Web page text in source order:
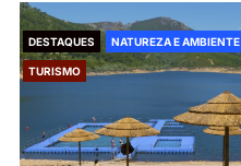
DESTAQUES NATUREZA E AMBIENTE
TURISMO